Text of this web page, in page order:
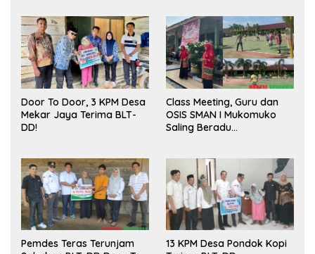
Door To Door, 3 KPM Desa
Mekar Jaya Terima BLT-
DD!
Class Meeting, Guru dan
OSIS SMAN I Mukomuko
Saling Beradu
Pemdes Teras Terunjam
13 KPM Desa Pondok Kopi